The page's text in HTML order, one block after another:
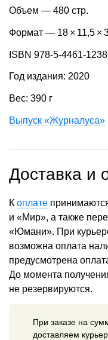
Объем — 480 стр.
Формат — 18 × 11,5 ×
ISBN 978-5-4461-
Год издания: 2020
Вес: 390 г
Выпуск «Журналуса»
Доставка и
К оплате
и «Мир», а также
«Юмани». При
возможна оплата
предусмотрена
До момента
не резервируются.
При заказе на
доставляем